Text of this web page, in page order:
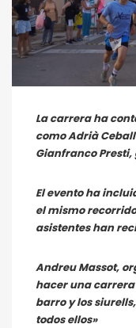
La carrera ha
como Adrià
Gianfranco
El evento ha
el mismo
asistentes han
Andreu Massot,
hacer una
barro y los
todos ellos»